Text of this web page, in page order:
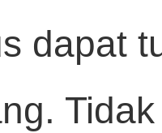
dapat